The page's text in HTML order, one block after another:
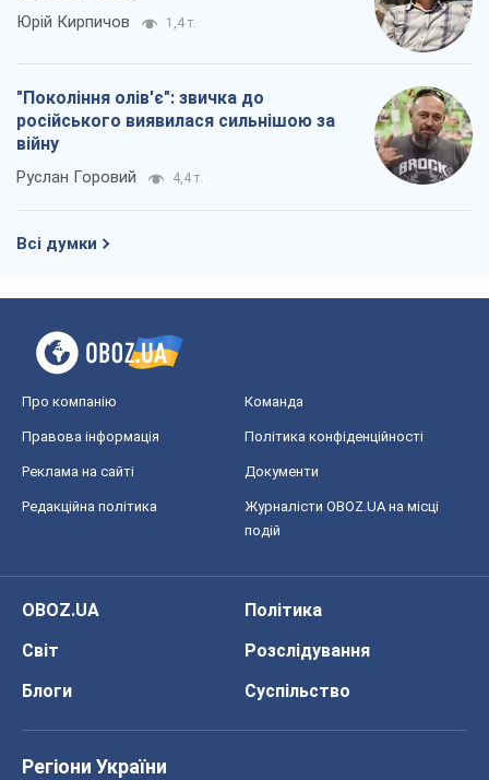
Юрій Кирпичов 1,4 т.
"Покоління олів'є": звичка до
російського виявилася сильнішою за
війну
Руслан Горовий 4,4 т.
Всі думки
Про компанію Команда
Правова інформація Політика конфіденційності
Реклама на сайті Документи
Редакційна політика
Журналісти OBOZ.UA на місці
подій
OBOZ.UA
Політика
Світ
Розслідування
Блоги
Суспільство
Регіони України